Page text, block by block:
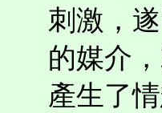
刺激，
的媒介
產生了